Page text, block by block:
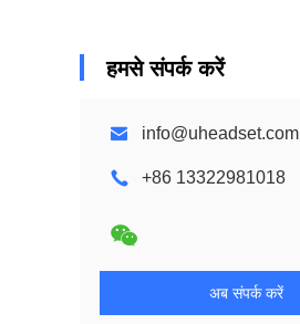
हमसे संपर्क करें
info@uheadset.com
+86 13322981018
अब संपर्क करें